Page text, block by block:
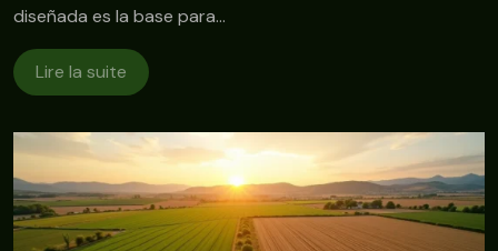
diseñada es la base para…
Lire la suite